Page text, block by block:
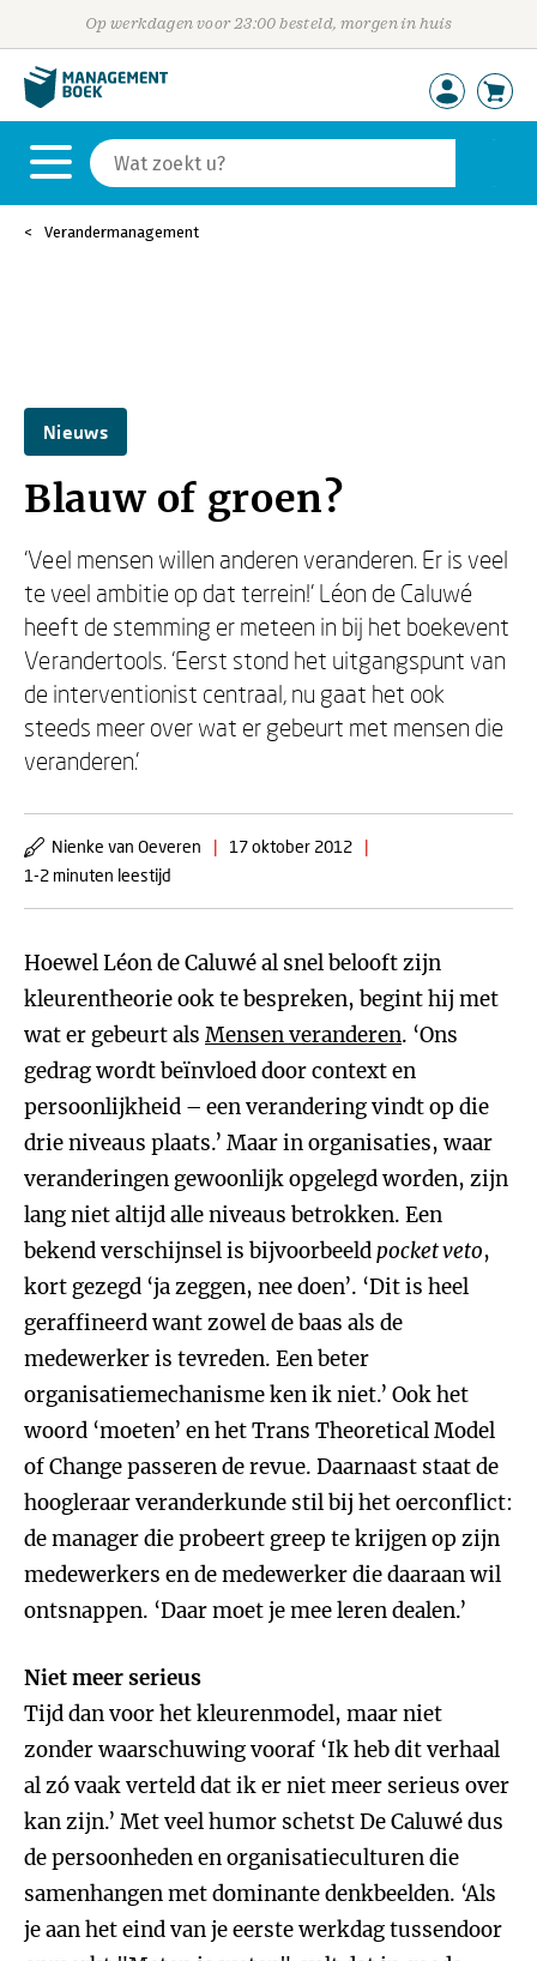
Op werkdagen voor 23:00 besteld, morgen in huis
Verandermanagement
Nieuws
Blauw of groen?
‘Veel mensen willen anderen veranderen. Er is veel
te veel ambitie op dat terrein!’ Léon de Caluwé
heeft de stemming er meteen in bij het boekevent
Verandertools. ‘Eerst stond het uitgangspunt van
de interventionist centraal, nu gaat het ook
steeds meer over wat er gebeurt met mensen die
veranderen.’
Nienke van Oeveren | 17 oktober 2012
|
1-2 minuten leestijd
Hoewel Léon de Caluwé al snel belooft zijn
kleurentheorie ook te bespreken, begint hij met
wat er gebeurt als Mensen veranderen. ‘Ons
gedrag wordt beïnvloed door context en
persoonlijkheid – een verandering vindt op die
drie niveaus plaats.’ Maar in organisaties, waar
veranderingen gewoonlijk opgelegd worden, zijn
lang niet altijd alle niveaus betrokken. Een
bekend verschijnsel is bijvoorbeeldpocket veto,
kort gezegd ‘ja zeggen, nee doen’. ‘Dit is heel
geraffineerd want zowel de baas als de
medewerker is tevreden. Een beter
organisatiemechanisme ken ik niet.’ Ook het
woord ‘moeten’ en het Trans Theoretical Model
of Change passeren de revue. Daarnaast staat de
hoogleraar veranderkunde stil bij het oerconflict:
de manager die probeert greep te krijgen op zijn
medewerkers en de medewerker die daaraan wil
ontsnappen. ‘Daar moet je mee leren dealen.’
Niet meer serieus
Tijd dan voor het kleurenmodel, maar niet
zonder waarschuwing vooraf ‘Ik heb dit verhaal
al zó vaak verteld dat ik er niet meer serieus over
kan zijn.’ Met veel humor schetst De Caluwé dus
de persoonheden en organisatieculturen die
samenhangen met dominante denkbeelden. ‘Als
je aan het eind van je eerste werkdag tussendoor